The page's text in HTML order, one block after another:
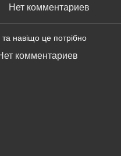
Нет комментариев
навіщо це потрібно
комментариев